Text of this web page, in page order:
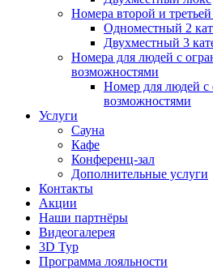
Номера второй и третьей
Одноместный 2
Двухместный 3
Номера для людей с
возможностями
Номер для людей
возможностями
Услуги
Сауна
Кафе
Конференц-зал
Дополнительные услуги
Контакты
Акции
Наши партнёры
Видеогалерея
3D Тур
Программа лояльности